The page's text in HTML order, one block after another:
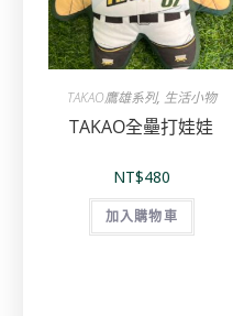
TAKAO鷹雄系列, 生活小物
TAKAO全壘打娃娃
NT$480
加入購物車